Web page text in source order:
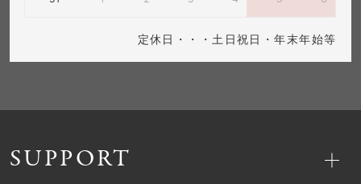
SUPPORT
定休日・・・土日祝日・年末年始等